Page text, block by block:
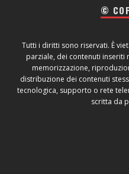
©
Tutti i diritti sono riservati. È
parziale, dei contenuti inseriti
memorizzazione,
distribuzione dei contenuti
tecnologica, supporto o rete
scritta da